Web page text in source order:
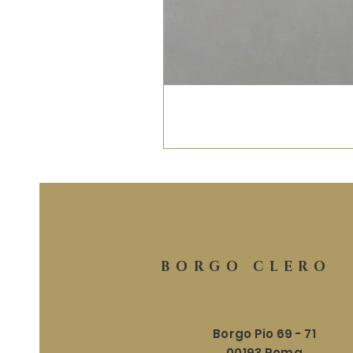
BORGO CLERO
Borgo Pio 69 - 71